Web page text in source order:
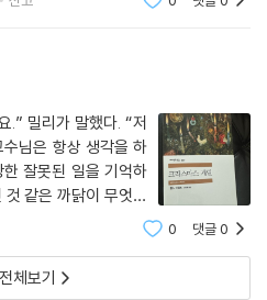
.” 밀리가 말했다. “저
님은 항상 생각을 하
잘못된 일을 기억하
같은 까닭이 무엇인
0 댓글0
체보기